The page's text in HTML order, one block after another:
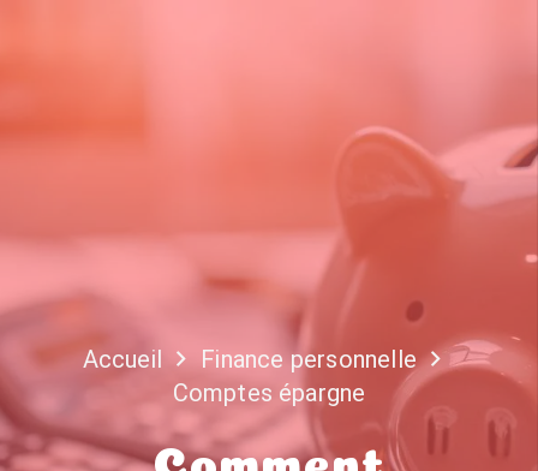
Accueil
Finance personnelle
Comptes épargne
Comment